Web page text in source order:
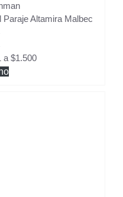
Altamira Malbec
a $1.500